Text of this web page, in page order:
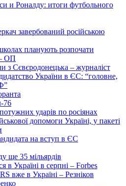
и Роналду: итоги футбольного
завербований російською
планують розпочати
ОП
з Сєвєродонецька – журналіст
України в ЄС: “головне,
76
ударів по росіянах
допомоги Україні, у пакеті
на вступ в ЄС
ще 35 мільярдів
в Україні в серпні – Forbes
вже в Україні – Резніков